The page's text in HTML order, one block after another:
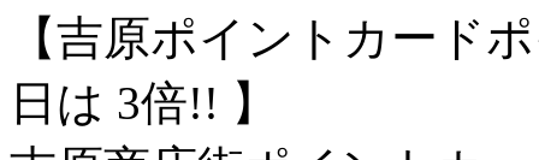
【吉原ポイントカード
日は 3倍!! 】